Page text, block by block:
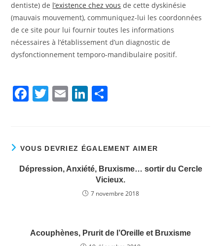
dentiste) de l’existence chez vous de cette dyskinésie
(mauvais mouvement), communiquez-lui les coordonnées
de ce site pour lui fournir toutes les informations
nécessaires à l’établissement d’un diagnostic de
dysfonctionnement temporo-mandibulaire positif.
F
e
b
o
T
er
E
l
Li
e
dI
n
g
er
VOUS DEVRIEZ ÉGALEMENT AIMER
Dépression, Anxiété, Bruxisme… sortir du Cercle
Vicieux.
7 novembre 2018
Acouphènes, Prurit de l’Oreille et Bruxisme